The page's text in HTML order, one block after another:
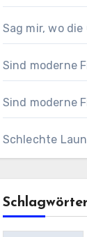
Sag mir, wo
Sind moderne
Sind moderne
Schlechte
Schlagwörter